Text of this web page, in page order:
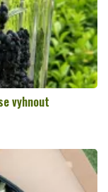
vyhnout